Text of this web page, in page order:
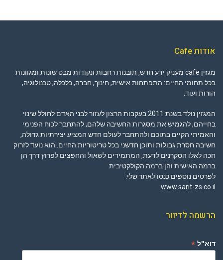
אודות Cafe
מגזין cafe מעניק ידע חדש, תובנות רחבות ונקודות מבט שונות ומגוונות
בכל תחומי החיים: התפתחות אישית, חינוך, חברה, כלכלה, טכנולוגיה,
הורות ועוד.
המגזין נולד בשנת 2011 בעקבות הרצון לעזור לבני האדם לחולל שינוי
בחייהם, להגמיש את מסגרות החשיבה שלהם, להתחבר לכוח הפנימי
והאמיתי הקיים בתוכם ולהתחבר לעולם חדש המציע יצירתיות גדולה,
חשיבה חסרת גבולות ותוכן חדשני בכל טריטוריות החיים. הוא נועד לזרוק
חכה לאלו הסקרנים לדעת, המתמידים לשאול והחפצים לפרוץ דרך הן
ברמה האישית והן ברמה הקולקטיבית
לפרטים נוספים כנסו לאתר שלי:
www.sarit-zs.co.il
הרשמה לדיוור
דוא"ל *